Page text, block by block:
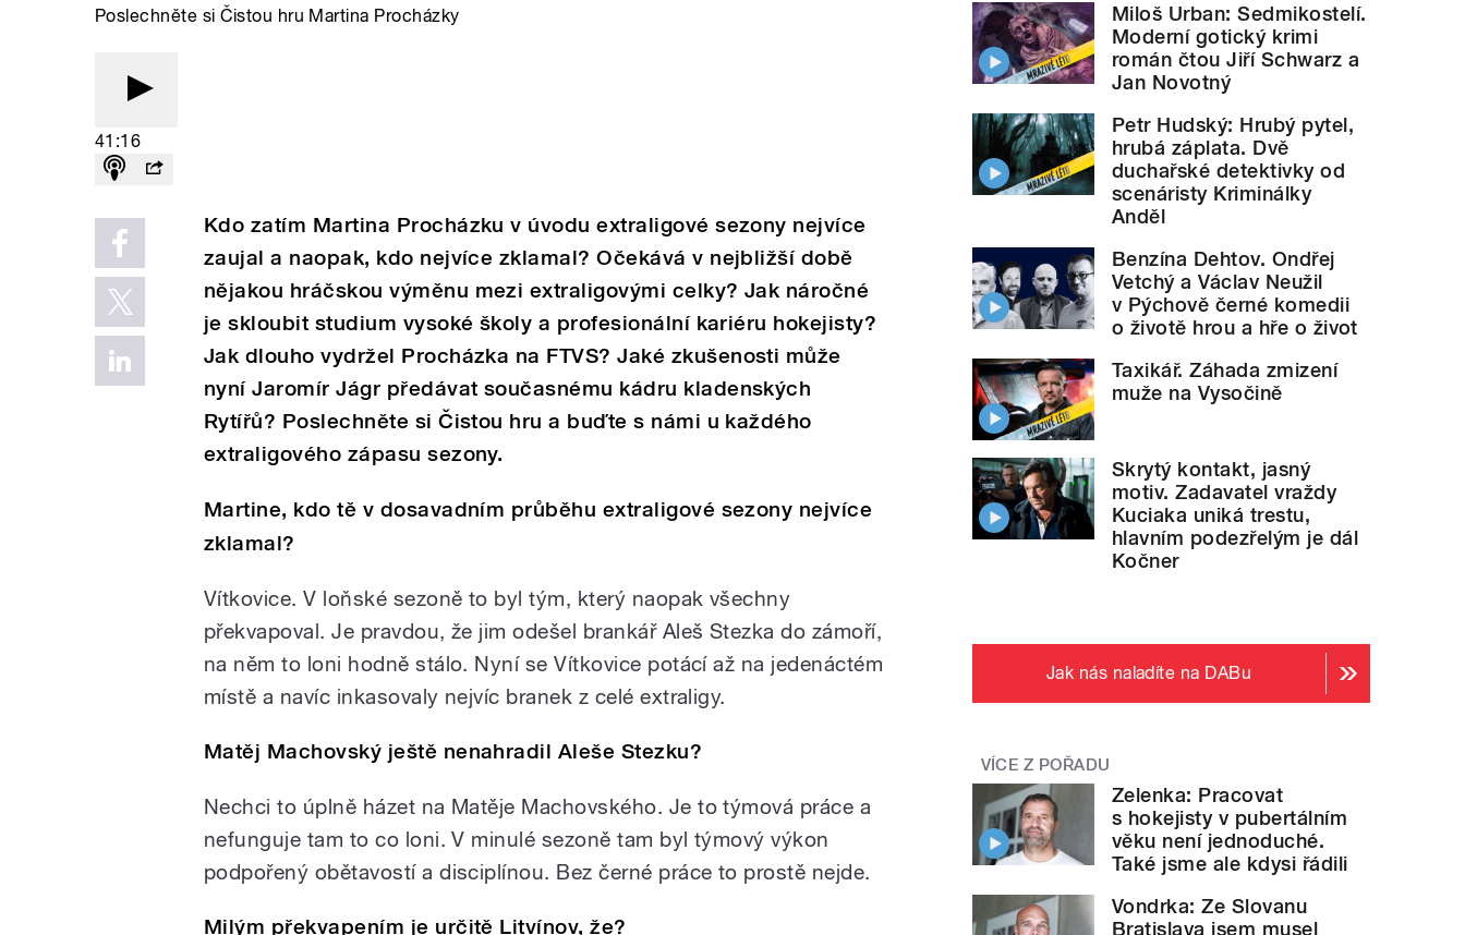
Poslechněte si Čistou hru Martina Procházky
41:16
Kdo zatím Martina Procházku v úvodu extraligové sezony nejvíce
zaujal a naopak, kdo nejvíce zklamal? Očekává v nejbližší době
nějakou hráčskou výměnu mezi extraligovými celky? Jak náročné
je skloubit studium vysoké školy a profesionální kariéru hokejisty?
Jak dlouho vydržel Procházka na FTVS? Jaké zkušenosti může
nyní Jaromír Jágr předávat současnému kádru kladenských
Rytířů? Poslechněte si Čistou hru a buďte s námi u každého
extraligového zápasu sezony.
Martine, kdo tě v dosavadním průběhu extraligové sezony nejvíce
zklamal?
Vítkovice. V loňské sezoně to byl tým, který naopak všechny
překvapoval. Je pravdou, že jim odešel brankář Aleš Stezka do zámoří,
na něm to loni hodně stálo. Nyní se Vítkovice potácí až na jedenáctém
místě a navíc inkasovaly nejvíc branek z celé extraligy.
Matěj Machovský ještě nenahradil Aleše Stezku?
Nechci to úplně házet na Matěje Machovského. Je to týmová práce a
nefunguje tam to co loni. V minulé sezoně tam byl týmový výkon
podpořený obětavostí a disciplínou. Bez černé práce to prostě nejde.
Milým překvapením je určitě Litvínov, že?
Miloš Urban: Sedmikostelí.
Moderní gotický krimi
román čtou Jiří Schwarz a
Jan Novotný
Petr Hudský: Hrubý pytel,
hrubá záplata. Dvě
duchařské detektivky od
scenáristy Kriminálky
Anděl
Benzína Dehtov. Ondřej
Vetchý a Václav Neužil
v Pýchově černé komedii
o životě hrou a hře o život
Taxikář. Záhada zmizení
muže na Vysočině
Skrytý kontakt, jasný
motiv. Zadavatel vraždy
Kuciaka uniká trestu,
hlavním podezřelým je dál
Kočner
Jak nás naladíte na DABu
VÍCE Z POŘADU
Zelenka: Pracovat
s hokejisty v pubertálním
věku není jednoduché.
Také jsme ale kdysi řádili
Vondrka: Ze Slovanu
Bratislava jsem musel